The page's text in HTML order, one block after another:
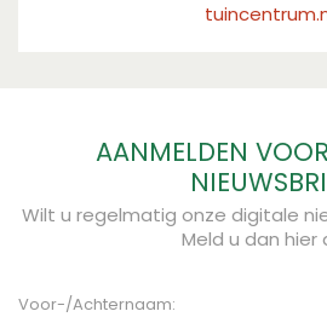
AANMELDEN
Wilt u regelmatig onze digitale
Meld u dan hier
Voor-/Achternaam: